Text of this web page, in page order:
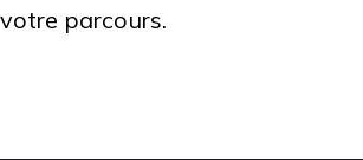
parcours.